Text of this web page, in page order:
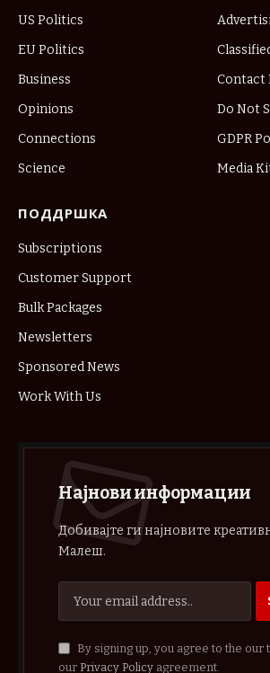
US Politics
EU Politics
Business
Opinions
Connections
Science
Contact
Do Not
GDPR
Media
ПОДДРШКА
Subscriptions
Customer Support
Bulk Packages
Newsletters
Sponsored News
Work With Us
Најнови информации
Добивајте ги најновите
Малеш.
By signing up, you agree to the our
our Privacy Policyagreement.